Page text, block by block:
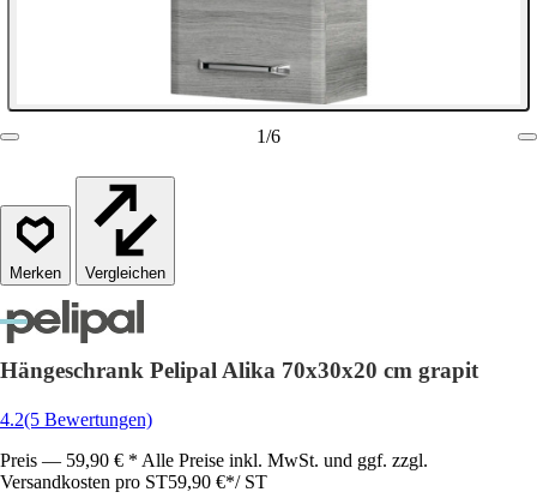
1/6
Vergleichen
Hängeschrank Pelipal Alika 70x30x20 cm grapit
4.2(5 Bewertungen)
Preis — 59,90 € * Alle Preise inkl. MwSt. und ggf. zzgl.
Versandkosten pro ST59,90 €*/ ST